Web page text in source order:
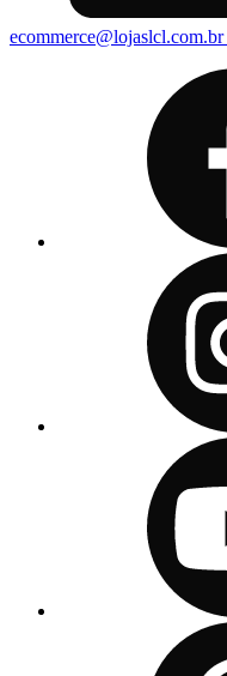
ecommerce@lojaslcl.com.br